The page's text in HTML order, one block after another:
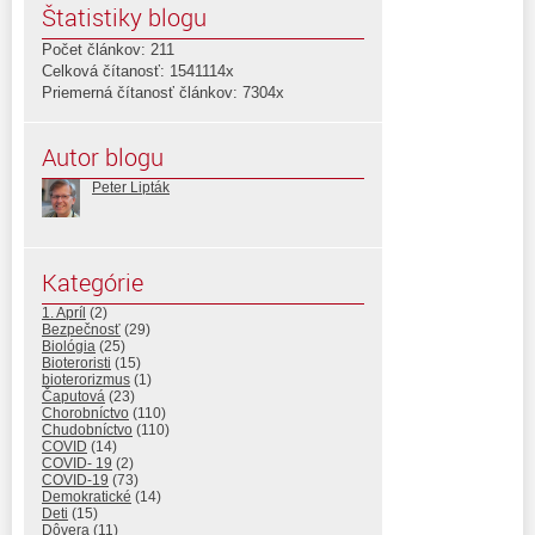
Štatistiky blogu
Počet článkov: 211
Celková čítanosť: 1541114x
Priemerná čítanosť článkov: 7304x
Autor blogu
Peter Lipták
Kategórie
1. Apríl (2)
Bezpečnosť (29)
Biológia (25)
Bioteroristi (15)
bioterorizmus (1)
Čaputová (23)
Chorobníctvo (110)
Chudobníctvo (110)
COVID (14)
COVID- 19 (2)
COVID-19 (73)
Demokratické (14)
Deti (15)
Dôvera (11)